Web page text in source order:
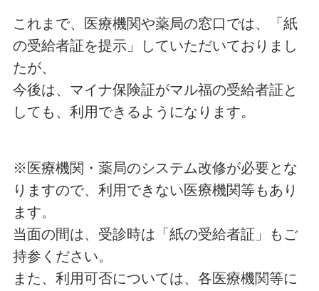
これまで、医療機関や薬局の窓口では、「紙
の受給者証を提示」していただいておりまし
たが、
今後は、マイナ保険証がマル福の受給者証と
しても、利用できるようになります。
※医療機関・薬局のシステム改修が必要とな
りますので、利用できない医療機関等もあり
ます。
当面の間は、受診時は「紙の受給者証」もご
持参ください。
また、利用可否については、各医療機関等に